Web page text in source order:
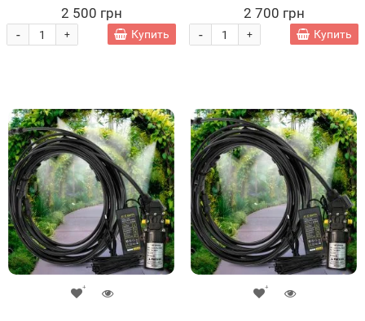
туманообразователь для сада
9м 1725 (JS)
2 500 грн
+
- Купить
туманообразователь для сада
12м 1726 (JS)
2 700 грн
+
- Купить